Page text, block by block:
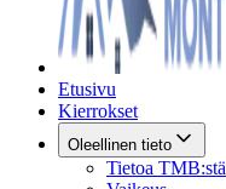
Etusivu
Kierrokset
Oleellinen tieto
Tietoa TMB:stä